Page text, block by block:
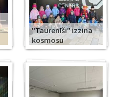
"Taurenīši" izzina
kosmosu